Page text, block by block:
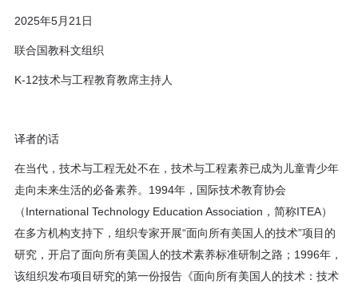
2025年5月21日
联合国教科文组织
K-12技术与工程教育教席主持人
译者的话
在当代，技术与工程无处不在，技术与工程素养已成为儿童青少年
走向未来生活的必备素养。1994年，国际技术教育协会
（International Technology Education Association，简称ITEA）
在多方机构支持下，组织专家开展“面向所有美国人的技术”项目的
研究，开启了面向所有美国人的技术素养标准研制之路；1996年，
该组织发布项目研究的第一份报告《面向所有美国人的技术：技术